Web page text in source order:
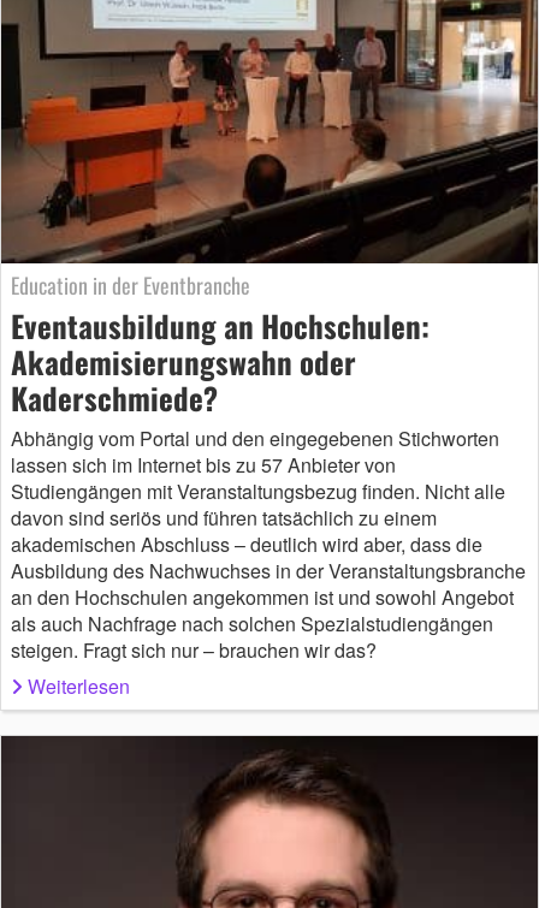
Education in der Eventbranche
Eventausbildung an Hochschulen:
Akademisierungswahn oder
Kaderschmiede?
Abhängig vom Portal und den eingegebenen Stichworten
lassen sich im Internet bis zu 57 Anbieter von
Studiengängen mit Veranstaltungsbezug finden. Nicht alle
davon sind seriös und führen tatsächlich zu einem
akademischen Abschluss – deutlich wird aber, dass die
Ausbildung des Nachwuchses in der Veranstaltungsbranche
an den Hochschulen angekommen ist und sowohl Angebot
als auch Nachfrage nach solchen Spezialstudiengängen
steigen. Fragt sich nur – brauchen wir das?
Weiterlesen